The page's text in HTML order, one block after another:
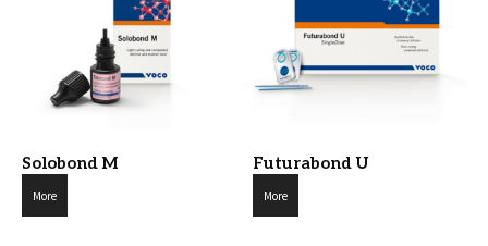
Solobond M
More
Futurabond U
More